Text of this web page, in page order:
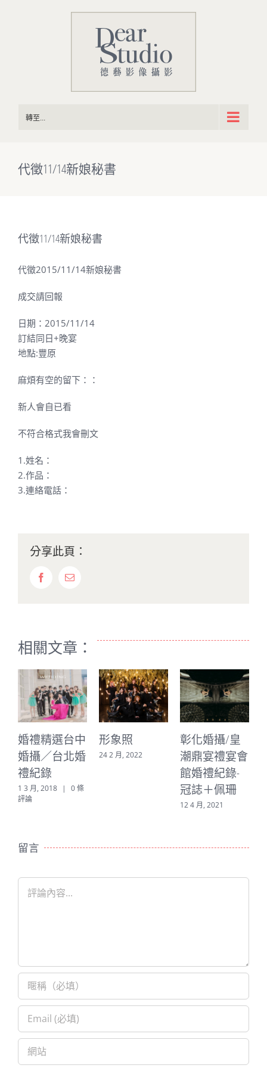
轉至...
代徵11/14新娘秘書
代徵11/14新娘秘書
代徵2015/11/14新娘秘書
成交請回報
日期：2015/11/14
訂結同日+晚宴
地點:豐原
麻煩有空的留下：：
新人會自已看
不符合格式我會刪文
1.姓名：
2.作品：
3.連絡電話：
分享此頁：
FacebookEmail:
相關文章：
婚禮精選台中
婚攝／台北婚
禮紀錄
1 3 月, 2018 |
0 條
評論
形象照
24 2 月, 2022
彰化婚攝/皇
潮鼎宴禮宴會
館婚禮紀錄-
冠誌＋佩珊
12 4 月, 2021
留言
Comment